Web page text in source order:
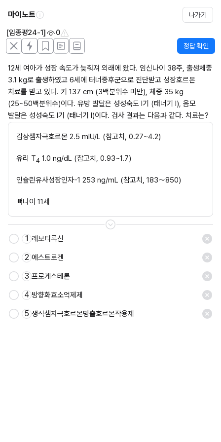
마이노트 나가기
[임종평24-1] 0
정답 확인
12세 여아가 성장 속도가 늦춰져 외래에 왔다. 임신나이 38주, 출생체중
3.1 kg로 출생하였고 6세에 터너증후군으로 진단받고 성장호르몬
치료를 받고 있다. 키 137 cm (3백분위수 미만), 체중 35 kg
(25~50백분위수)이다. 유방 발달은 성성숙도 I기 (태너기 I), 음모
발달은 성성숙도 I기 (태너기 I)이다. 검사 결과는 다음과 같다. 치료는?
갑상샘자극호르몬 2.5 mIU/L (참고치, 0.27~4.2)
유리 T4 1.0 ng/dL (참고치, 0.93~1.7)
인슐린유사성장인자-1 253 ng/mL (참고치, 183～850)
뼈나이 11세
1 레보티록신
2 에스트로겐
3 프로게스테론
4 방향화효소억제제
5 생식샘자극호르몬방출호르몬작용제